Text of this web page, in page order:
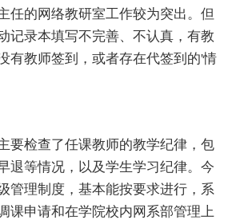
任的网络教研室工作较为突出。但
记录本填写不完善、不认真，有教
有教师签到，或者存在代签到的'情
检查了任课教师的教学纪律，包
退等情况，以及学生学习纪律。今
管理制度，基本能按要求进行，系
课申请和在学院校内网系部管理上